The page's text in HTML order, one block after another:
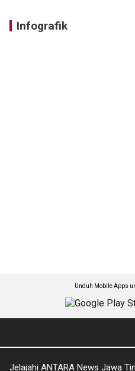
Infografik
Unduh Mobile Apps
Jelajahi ANTARA News Jawa